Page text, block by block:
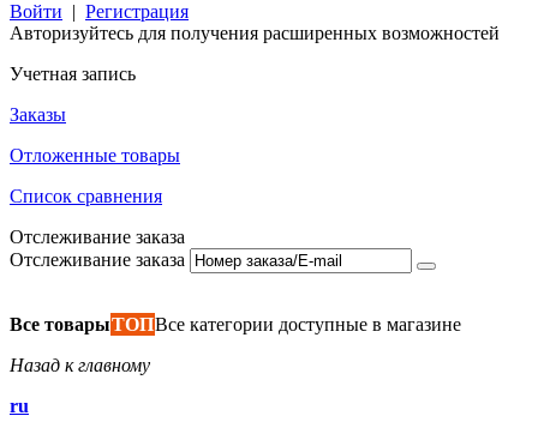
Войти | Регистрация
Авторизуйтесь для получения расширенных возможностей
Учетная запись
Заказы
Отложенные товары
Список сравнения
Отслеживание заказа
Отслеживание заказа
Все товарыТОПВсе категории доступные в магазине
Назад к главному
ru